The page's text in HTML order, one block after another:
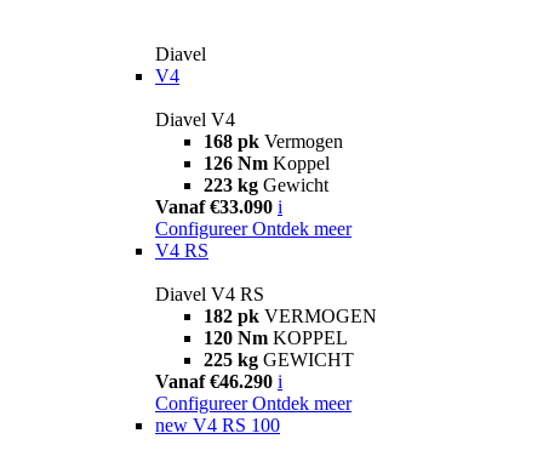
Diavel
V4
Diavel V4
168 pk Vermogen
126 Nm Koppel
223 kg Gewicht
Vanaf €33.090 i
Configureer Ontdek meer
V4 RS
Diavel V4 RS
182 pk VERMOGEN
120 Nm KOPPEL
225 kg GEWICHT
Vanaf €46.290 i
Configureer Ontdek meer
new V4 RS 100